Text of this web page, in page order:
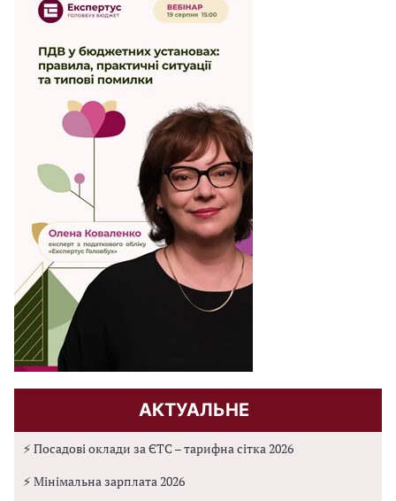
АКТУАЛЬНЕ
⚡ Посадові оклади за ЄТС – тарифна сітка 2026
⚡ Мінімальна зарплата 2026